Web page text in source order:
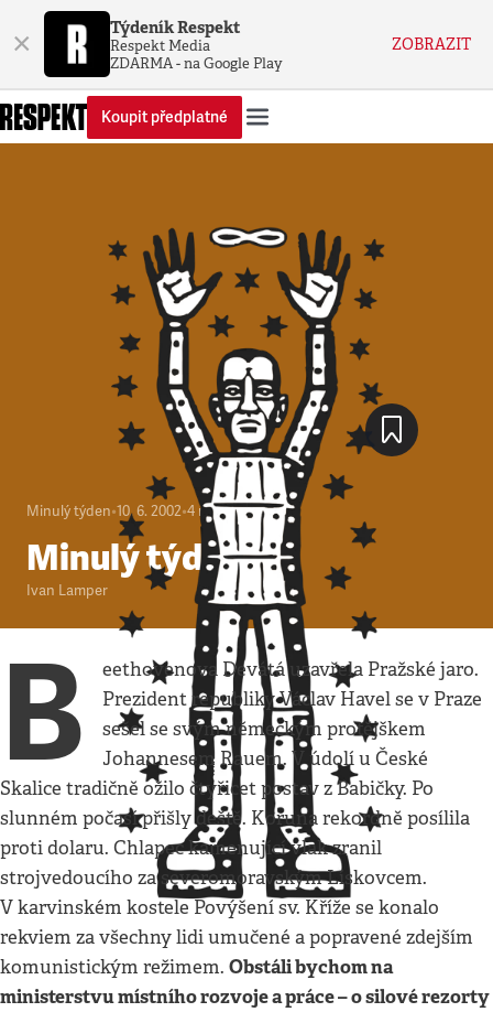
× Týdeník Respekt
Respekt Media
ZDARMA - na Google Play
ZOBRAZIT
Koupit předplatné
Minulý týden•10. 6. 2002•4 minuty
Minulý týden
Ivan Lamper
B
eethovenova Devátá uzavřela Pražské jaro.
Prezident republiky Václav Havel se v Praze
sešel se svým německým protějškem
Johannesem Rauem. V údolí u České
Skalice tradičně ožilo čtyřicet postav z Babičky. Po
slunném počasí přišly deště. Koruna rekordně posílila
proti dolaru. Chlapec kamenující vlak zranil
strojvedoucího za severomoravským Lískovcem.
V karvinském kostele Povýšení sv. Kříže se konalo
rekviem za všechny lidi umučené a popravené zdejším
komunistickým režimem. Obstáli bychom na
ministerstvu místního rozvoje a práce – o silové rezorty